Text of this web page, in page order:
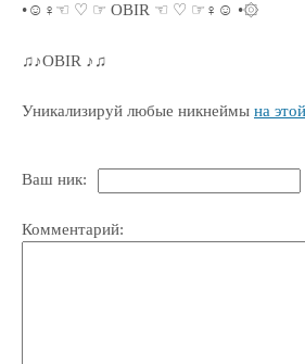
•☺♀☜ ♡ ☞ OBIR ☜ ♡ ☞♀☺ •۞
♫♪OBIR ♪♫
Уникализируй любые никнеймы на
Ваш ник:
Комментарий: